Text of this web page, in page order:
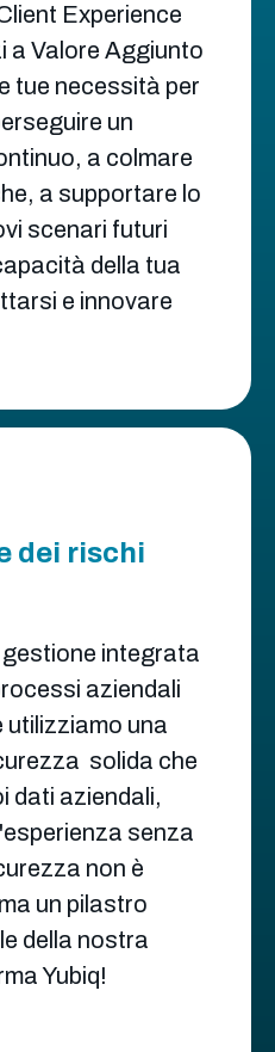
Experience
a Valore Aggiunto
tue necessità per
un
a colmare
a supportare lo
scenari futuri
della tua
e innovare
dei rischi
integrata
aziendali
utilizziamo una
solida che
dati aziendali,
senza
non è
un pilastro
della nostra
Yubiq!